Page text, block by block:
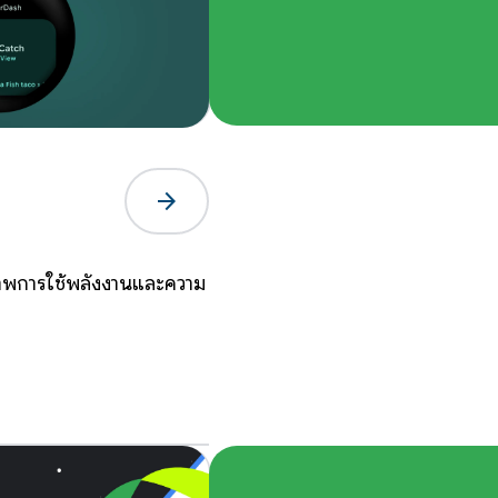
arrow_forward
การใช้พลังงานและความ